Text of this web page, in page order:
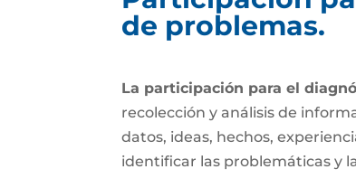
de problemas.
La participación para el
recolección y análisis de
datos, ideas, hechos,
identificar las problemáticas y